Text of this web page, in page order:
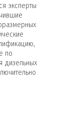
эксперты
по
дизельных